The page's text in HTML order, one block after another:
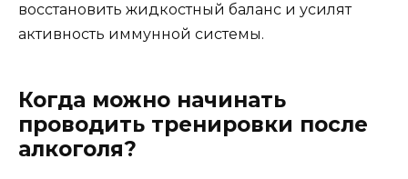
восстановить жидкостный баланс и усилят
активность иммунной системы.
Когда можно начинать
проводить тренировки после
алкоголя?